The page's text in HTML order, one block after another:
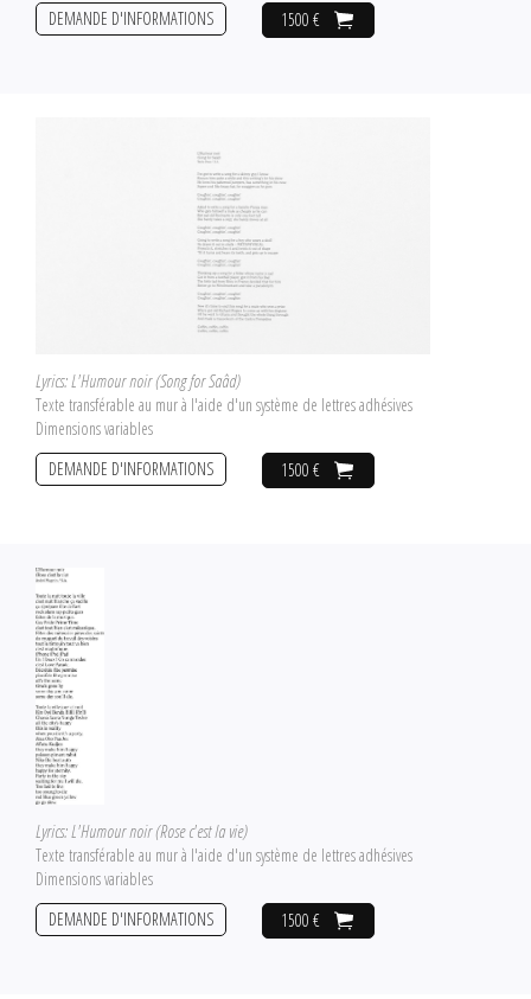
1500 €
DEMANDE D'INFORMATIONS
Lyrics: L'Humour noir (Song for Saâd)
Texte transférable au mur à l'aide d'un système de lettres adhésives
Dimensions variables
1500 €
DEMANDE D'INFORMATIONS
Lyrics: L'Humour noir (Rose c'est la vie)
Texte transférable au mur à l'aide d'un système de lettres adhésives
Dimensions variables
1500 €
DEMANDE D'INFORMATIONS